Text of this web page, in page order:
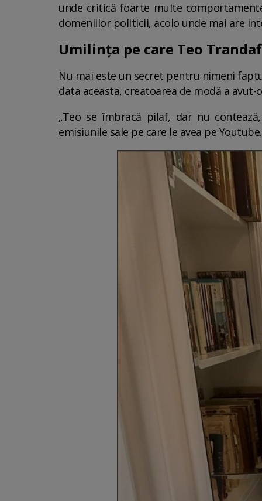
unde critică foarte multe
domeniilor politicii, acolo unde mai are
Umilința pe care Teo
Nu mai este un secret pentru nimeni
data aceasta, creatoarea de modă a
„Teo se îmbracă pilaf, dar nu
emisiunile sale pe care le avea pe Youtube.